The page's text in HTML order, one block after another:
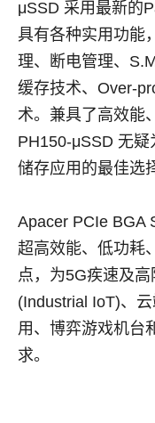
μSSD 采用最新的
具有各种实用功能
理、断电管理、
缓存技术、Over-
术。兼具了高效能
PH150-μSSD 无疑
储存应用的最佳选
Apacer PCIe BGA
超高效能、低功耗
点，为5G疾速及
(Industrial IoT)、
用、博弈游戏机台
求。